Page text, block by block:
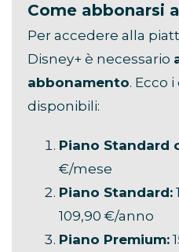
Come abbonarsi
Per accedere alla
Disney+ è necessario
abbonamento. Ecco
disponibili:
Piano Standard
€/mese
Piano Standard:
109,90 €/anno
Piano Premium: